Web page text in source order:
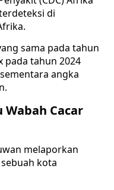
di
sama pada tahun
pada tahun 2024
angka
Cacar
melaporkan
kota